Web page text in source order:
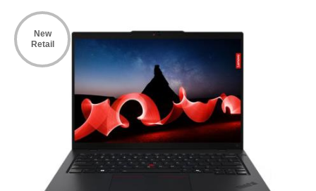
New
Retail